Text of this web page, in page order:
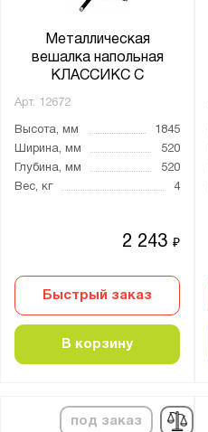
Металлическая
вешалка напольная
КЛАССИКС С
Арт. 12672
Высота, мм
1845
Ширина, мм
520
Глубина, мм
520
Вес, кг
4
2 243₽
Быстрый заказ
В корзину
под заказ